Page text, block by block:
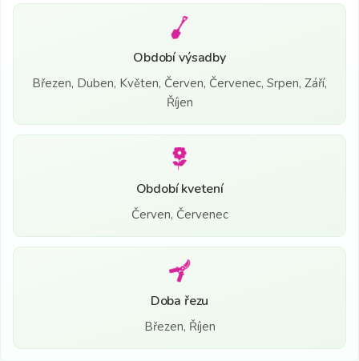
Období výsadby
Březen, Duben, Květen, Červen, Červenec, Srpen, Září,
Říjen
Období kvetení
Červen, Červenec
Doba řezu
Březen, Říjen